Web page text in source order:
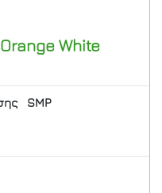
White
SMP